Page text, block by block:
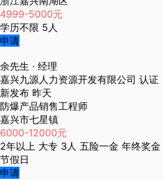
4999-5000元
学历不限 5人
申请
余先生 · 经理
嘉兴九源人力资源开发有限公司 认证
新发布 昨天
防爆产品销售工程师
嘉兴市七星镇
6000-12000元
2年以上 大专 3人 五险一金 年终奖金
节假日
申请